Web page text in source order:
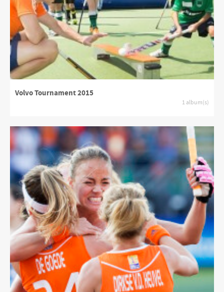
Volvo Tournament 2015
1 album(s)